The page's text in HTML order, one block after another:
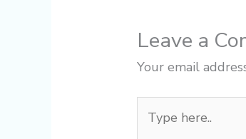
Leave a
Your email
here..